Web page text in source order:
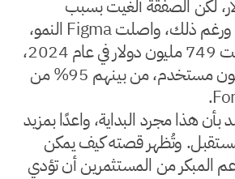
دولار، لكن الصفقة أُلغيت بسبب
اعتراضات تنظيمية. ورغم ذلك، واصلت Figma النمو،
وحققت إيرادات بلغت 749 مليون دولار في عام 2024،
وتخدم الآن 13 مليون مستخدم، من بينهم 95% من
هذا مجرد البداية، واعدًا بمزيد
وتُظهر قصته كيف يمكن
المبكر من المستثمرين أن تؤدي